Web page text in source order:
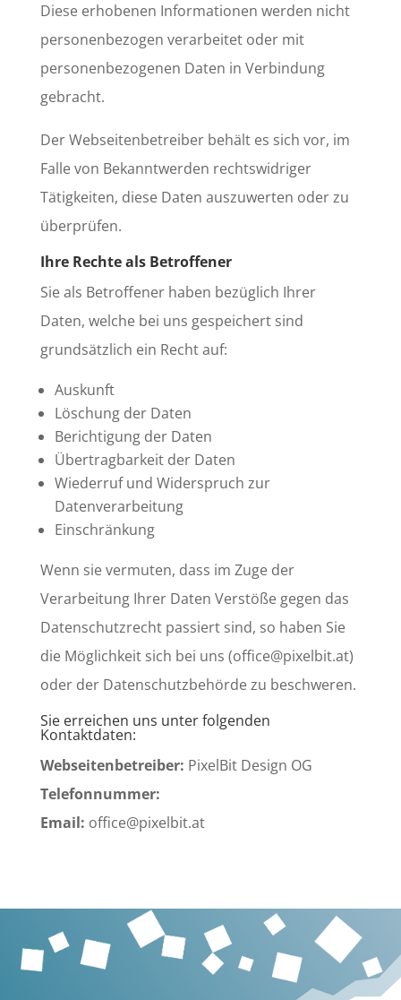
Diese erhobenen Informationen werden nicht
personenbezogen verarbeitet oder mit
personenbezogenen Daten in Verbindung
gebracht.
Der Webseitenbetreiber behält es sich vor, im
Falle von Bekanntwerden rechtswidriger
Tätigkeiten, diese Daten auszuwerten oder zu
überprüfen.
Ihre Rechte als Betroffener
Sie als Betroffener haben bezüglich Ihrer
Daten, welche bei uns gespeichert sind
grundsätzlich ein Recht auf:
Auskunft
Löschung der Daten
Berichtigung der Daten
Übertragbarkeit der Daten
Wiederruf und Widerspruch zur
Datenverarbeitung
Einschränkung
Wenn sie vermuten, dass im Zuge der
Verarbeitung Ihrer Daten Verstöße gegen das
Datenschutzrecht passiert sind, so haben Sie
die Möglichkeit sich bei uns (office@pixelbit.at)
oder der Datenschutzbehörde zu beschweren.
Sie erreichen uns unter folgenden
Kontaktdaten:
Webseitenbetreiber: PixelBit Design OG
Telefonnummer:
Email: office@pixelbit.at